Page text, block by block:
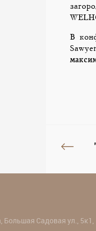
В
Садовая ул., 5к1,